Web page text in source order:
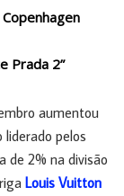
Prada 2”
aumentou
liderado pelos
de 2% na divisão
Louis Vuitton